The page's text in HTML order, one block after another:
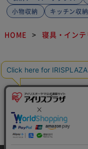
小物収納
キッチン収納
HOME 寝具・インテ